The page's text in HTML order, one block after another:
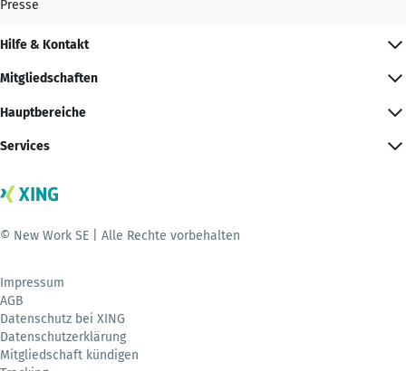
Presse
Hilfe & Kontakt
Mitgliedschaften
Hauptbereiche
Services
© New Work SE | Alle Rechte vorbehalten
Impressum
AGB
Datenschutz bei XING
Datenschutzerklärung
Mitgliedschaft kündigen